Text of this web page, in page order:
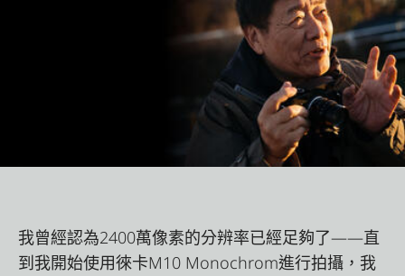
我曾經認為2400萬像素的分辨率已經足夠了——直
到我開始使用徠卡M10 Monochrom進行拍攝，我